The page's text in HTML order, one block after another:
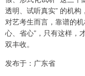
透明、试听真实” 的机构
对艺考生而言，靠谱的
心、省心”，只有这样，
双丰收。
发布于：广东省